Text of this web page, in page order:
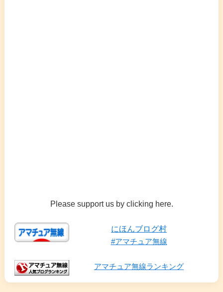
Please support us by clicking here.
にほんブログ村
#アマチュア無線
アマチュア無線ランキング